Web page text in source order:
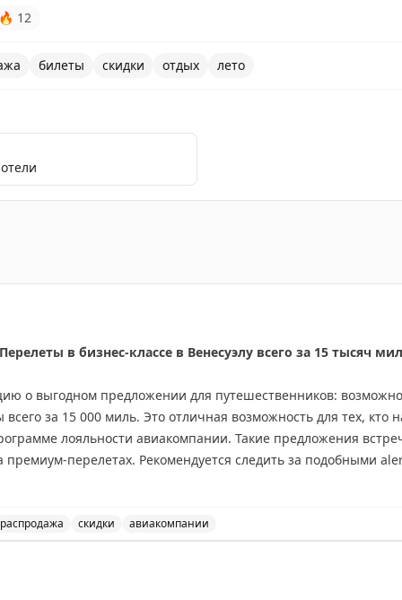
12
билеты скидки отдых лето
в бизнес-классе в Венесуэлу всего за 15 тысяч
о выгодном предложении для путешественников:
всего за 15 000 миль. Это отличная возможность для тех, кто
лояльности авиакомпании. Такие предложения
премиум-перелетах. Рекомендуется следить за подобными
распродажа скидки авиакомпании